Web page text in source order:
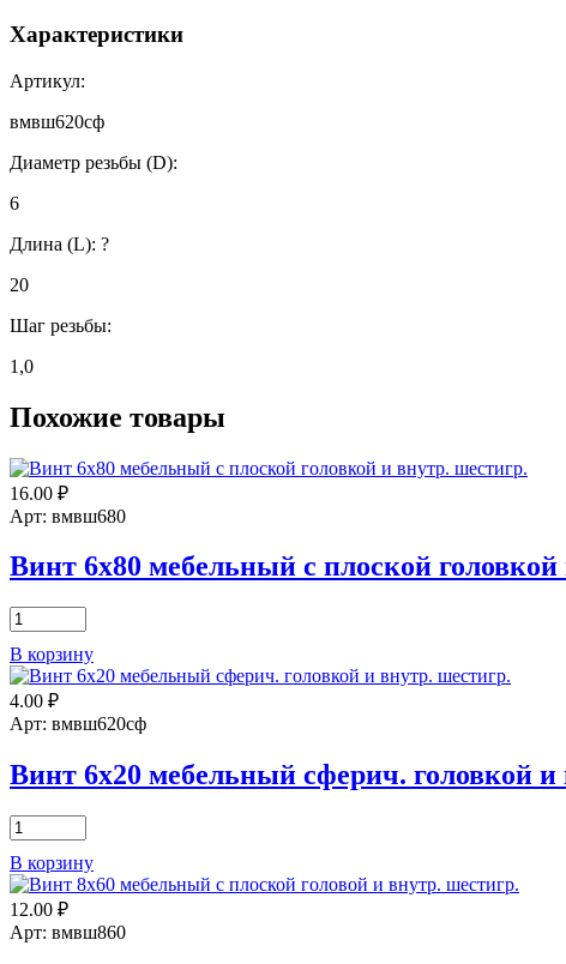
Характеристики
Артикул:
вмвш620сф
Диаметр резьбы (D):
6
Длина (L): ?
20
Шаг резьбы:
1,0
Похожие товары
16.00 ₽
Арт: вмвш680
Винт 6х80 мебельный с плоской
Количество
товара
Винт
6х80
мебельный
с
головкой
и
шестигр.
В корзину
4.00 ₽
Арт: вмвш620сф
Винт 6х20 мебельный сферич. головкой и
Количество
товара
Винт
6х20
мебельный
сферич.
В корзину
12.00 ₽
Арт: вмвш860